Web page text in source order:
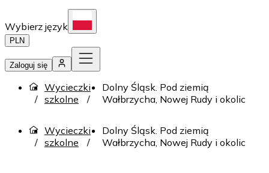
Wybierz język
PLN
Zaloguj się
Wycieczki
szkolne
Dolny Śląsk. Pod ziemią
Wałbrzycha, Nowej Rudy i okolic
Wycieczki
szkolne
Dolny Śląsk. Pod ziemią
Wałbrzycha, Nowej Rudy i okolic